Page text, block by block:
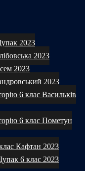
2023
2023
2023
2023
6 клас Васильків
6 клас Пометун
Кафтан 2023
6 клас 2023